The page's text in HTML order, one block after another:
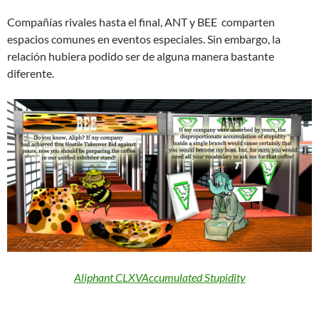
Compañías rivales hasta el final, ANT y BEE comparten
espacios comunes en eventos especiales. Sin embargo, la
relación hubiera podido ser de alguna manera bastante
diferente.
Aliphant CLXVAccumulated Stupidity